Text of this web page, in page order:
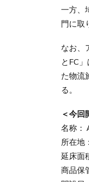
一方、
門に取
なお、
とFC
た物流
る。
＜今回
名称：
所在地
延床面
商品保